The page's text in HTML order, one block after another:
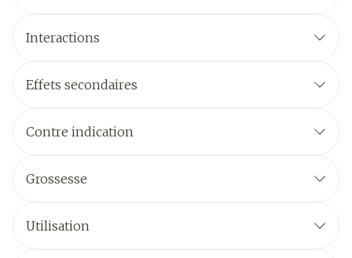
Interactions
Effets secondaires
Contre indication
Grossesse
Utilisation